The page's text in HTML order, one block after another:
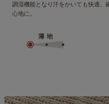
調湿機能となり汗をかいても快適、
心地に。